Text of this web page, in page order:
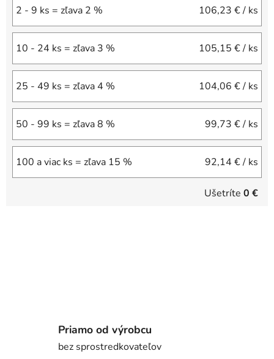
2 - 9 ks = zľava 2 % 106,23 €/ ks
10 - 24 ks = zľava 3 % 105,15 €/ ks
25 - 49 ks = zľava 4 % 104,06 €/ ks
50 - 99 ks = zľava 8 % 99,73 €/ ks
100 a viac ks = zľava 15 % 92,14 €/ ks
Ušetríte 0 €
Priamo od výrobcu
bez sprostredkovateľov